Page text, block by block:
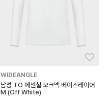
WIDEANGLE
남성 TO 에센셜 모크넥 베이스레이어
M (Off White)